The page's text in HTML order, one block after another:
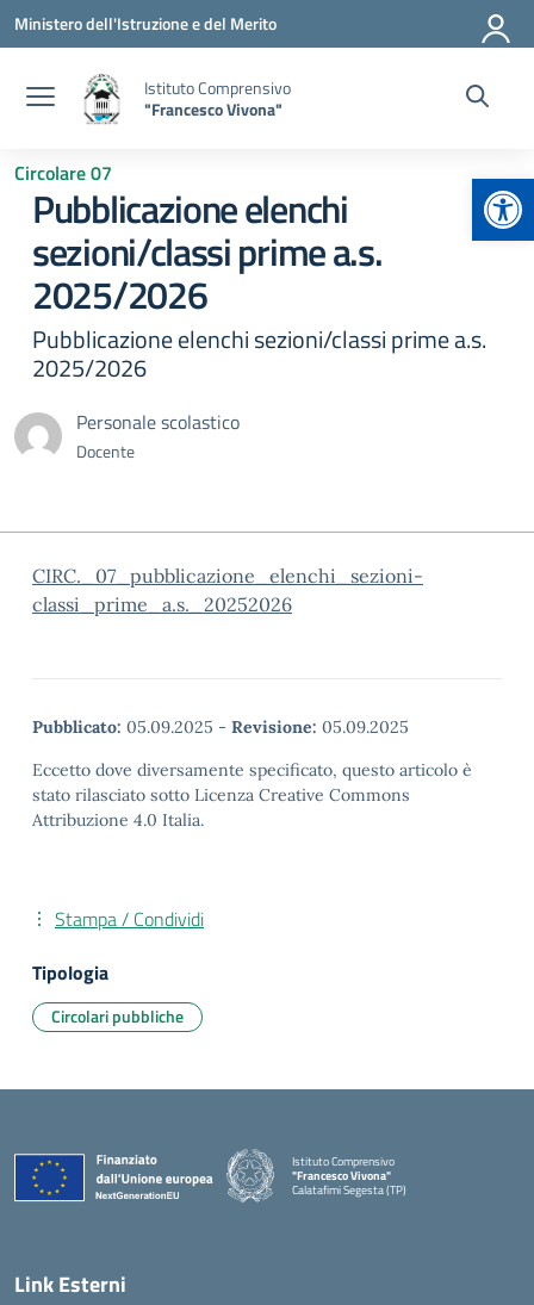
Vai ai contenuti
Vai al menu di navigazione
Vai al footer
Ministero dell'Istruzione e del Merito
Istituto Comprensivo
"Francesco Vivona"
Circolare 07
Pubblicazione elenchi
sezioni/classi prime a.s.
2025/2026
Pubblicazione elenchi sezioni/classi prime a.s.
2025/2026
Personale scolastico
Docente
CIRC._07_pubblicazione_elenchi_sezioni-
classi_prime_a.s._20252026
Pubblicato: 05.09.2025 - Revisione: 05.09.2025
Eccetto dove diversamente specificato, questo articolo è
stato rilasciato sotto Licenza Creative Commons
Attribuzione 4.0 Italia.
Stampa / Condividi
Tipologia
Circolari pubbliche
Istituto Comprensivo
"Francesco Vivona"
Calatafimi Segesta (TP)
— Visita la pagina iniziale della scuola
Link Esterni